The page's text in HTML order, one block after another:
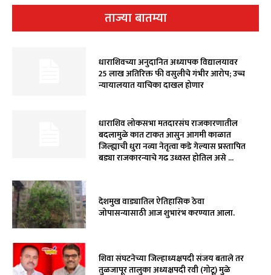
ताज्या बातम्या
धाराशिवच्या अनुदानित अध्यापक विद्यालयावर
₹25 लाख अतिरिक्त फी वसुलीचे गंभीर आरोप; उच्च
न्यायालयात याचिका दाखल होणार
धाराशिव लोकसभा मतदारसंघ राजकारणातील
बदलामुळे कात टाकत आसुन आगमी काळात
जिल्ह्याची धुरा नव्या नेतृत्वा कडे गेल्यास प्रस्तापित
बड्या राजकारन्याचे गढ उध्वस्त होतिल असे ...
देशमुख वाड्यातिल ऐतिहासिक ठेवा
जोपासन्यासाठी आज शुभारंभ करण्यात आला.
शिवा संघटनेच्या जिल्हाध्यक्षपदी संजय बताले तर
तुळजापूर तालुका अध्यक्षपदी रवी (गोटू) मुळे